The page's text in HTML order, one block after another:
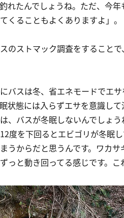
れたんでしょうね。ただ、今
くることもよくありますよ」。
のストマック調査をすること
にバスは冬、省エネモードでエ
状態には入らずエサを意識し
、バスが冬眠しないんでしょ
度を下回るとエビゴリが冬眠
うからだと思うんです。ワカ
っと動き回ってる感じです。